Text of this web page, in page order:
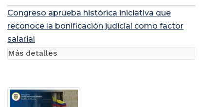
Judicatura, en sesión de este miércoles 24 de
junio, conformó una lista integrada...
Congreso aprueba histórica iniciativa que
reconoce la bonificación judicial como factor